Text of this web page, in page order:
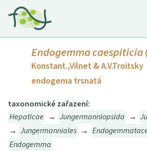
Endogemma caespiticia
Konstant.,Vilnet & A.V.Troitsky
endogema trsnatá
taxonomické zařazení:
Hepaticae → Jungermanniopsida →
→ Jungermanniales →
Endogemma